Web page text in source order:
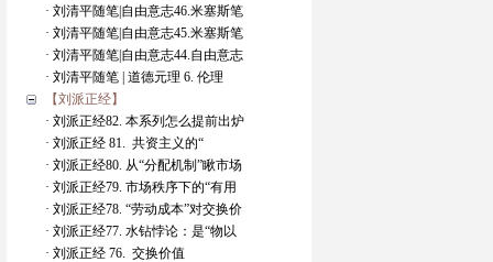
· 刘清平随笔|自由意志46.米塞斯笔
· 刘清平随笔|自由意志45.米塞斯笔
· 刘清平随笔|自由意志44.自由意志
· 刘清平随笔 | 道德元理 6. 伦理
【刘派正经】
· 刘派正经82. 本系列怎么提前出炉
· 刘派正经 81. 共资主义的“
· 刘派正经80. 从“分配机制”瞅市场
· 刘派正经79. 市场秩序下的“有用
· 刘派正经78. “劳动成本”对交换价
· 刘派正经77. 水钻悖论：是“物以
· 刘派正经 76. 交换价值